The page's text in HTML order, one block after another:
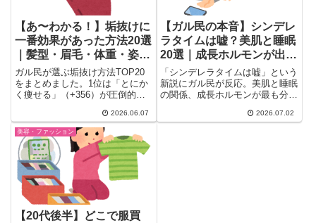
【あ〜わかる！】垢抜けに
一番効果があった方法20選
｜髪型・眉毛・体重・姿勢
の結論
ガル民が選ぶ垢抜け方法TOP20
をまとめました。1位は「とにか
く痩せる」（+356）が圧倒的。
BMI25から18.5に落として大変身
した実録や、パーソナルカラー×
骨格診断の活用法まで、30〜50
代女性のリアルな本音を一気にチ
ェック。
2026.06.07
【ガル民の本音】シンデレ
ラタイムは嘘？美肌と睡眠
20選｜成長ホルモンが出る
「勝負の90分」
「シンデレラタイムは嘘」という
新説にガル民が反応。美肌と睡眠
の関係、成長ホルモンが最も分泌
ら、遺伝・生活習慣・産後の肌荒
2026.07.02
美容・ファッション
【20代後半】どこで服買